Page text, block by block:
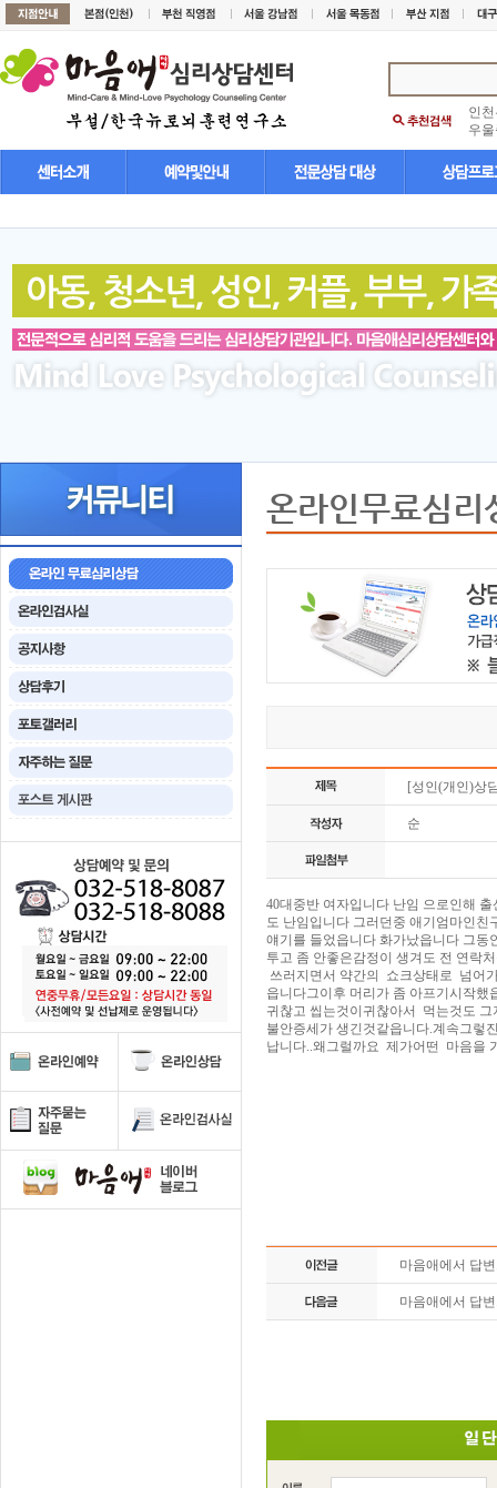
인
우
온라인무료심리
[성인(개인)상
순
40대중반 여자입니다 난임 으로인해
도 난임입니다 그러던중 애기엄마인
얘기를 들었읍니다 화가났읍니다 그
투고 좀 안좋은감정이 생겨도 전 연락
쓰러지면서 약간의 쇼크상태로 넘어
읍니다그이후 머리가 좀 아프기시작
귀찮고 씹는것이귀찮아서 먹는것도
불안증세가 생긴것같읍니다.계속그렇
납니다..왜그럴까요 제가어떤 마음을
마음애에서 답
마음애에서 답